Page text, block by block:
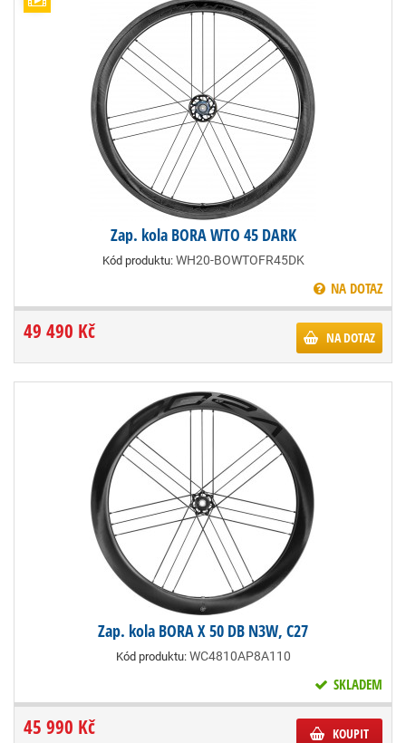
Zap. kola BORA WTO 45 DARK
Kód produktu: WH20-BOWTOFR45DK
NA DOTAZ
49 490 Kč NA DOTAZ
Zap. kola BORA X 50 DB N3W, C27
Kód produktu: WC4810AP8A110
SKLADEM
45 990 Kč KOUPIT